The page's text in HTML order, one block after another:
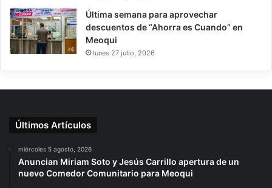
Última semana para aprovechar
descuentos de “Ahorra es Cuando” en
Meoqui
lunes 27 julio, 2026
Últimos Artículos
miércoles 5 agosto, 2026
Anuncian Miriam Soto y Jesús Carrillo apertura de un
nuevo Comedor Comunitario para Meoqui